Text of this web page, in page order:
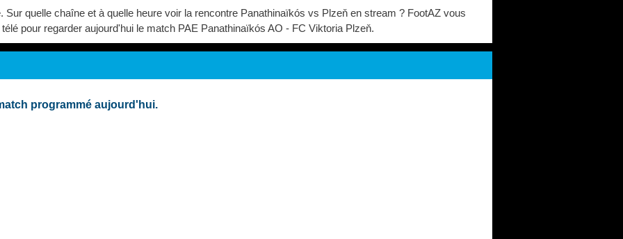
Sur quelle chaîne et à quelle heure voir la rencontre Panathinaïkós vs Plzeň en stream ? FootAZ vous
pour regarder aujourd'hui le match PAE Panathinaïkós AO - FC Viktoria Plzeň.
programmé aujourd'hui.